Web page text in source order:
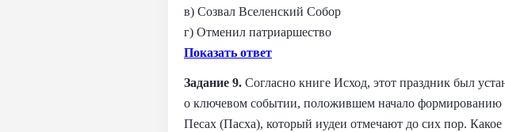
в) Созвал Вселенский Собор
г) Отменил патриаршество
Показать ответ
Задание 9. Согласно книге Исход, этот праздник был
о ключевом событии, положившем начало формированию
Песах (Пасха), который иудеи отмечают до сих пор.